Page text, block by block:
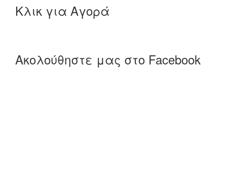
Κλικ για Αγορά
Ακολούθηστε μας στο Facebook